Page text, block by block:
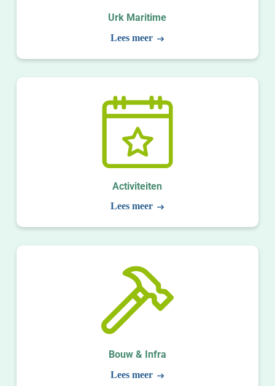
Urk Maritime
Lees meer
Activiteiten
Lees meer
Bouw & Infra
Lees meer